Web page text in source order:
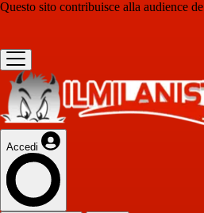
Questo sito contribuisce alla audience de
Accedi